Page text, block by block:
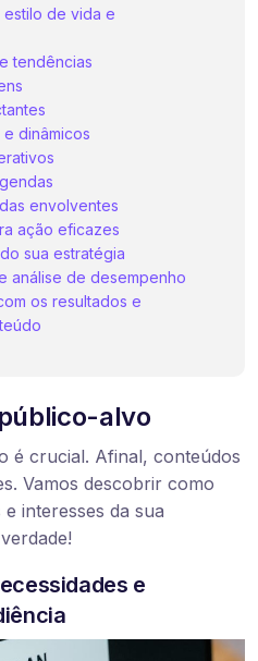
de vida e
tendências
dinâmicos
envolventes
ação eficazes
sua estratégia
análise de desempenho
os resultados e
alvo
é crucial. Afinal, conteúdos
Vamos descobrir como
interesses da sua
e